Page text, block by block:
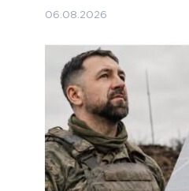
06.08.2026